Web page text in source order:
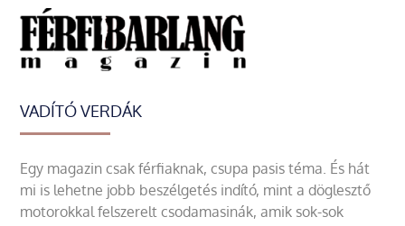
VADÍTÓ VERDÁK
Egy magazin csak férfiaknak, csupa pasis téma. És hát
mi is lehetne jobb beszélgetés indító, mint a döglesztő
motorokkal felszerelt csodamasinák, amik sok-sok